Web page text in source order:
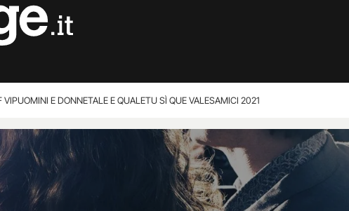
VIPUOMINI E DONNETALE E QUALETU SÌ QUE VALESAMICI 2021